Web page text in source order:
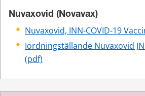
Nuvaxovid (Novavax)
Nuvaxovid, INN-COVID-19
Iordningställande Nuvaxovid
(pdf)